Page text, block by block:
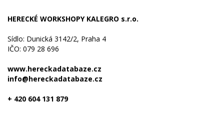
HERECKÉ WORKSHOPY KALEGRO s.r.o.
Sídlo: Dunická 3142/2, Praha 4
IČO: 079 28 696
www.hereckadatabaze.cz
info@hereckadatabaze.cz
+ 420 604 131 879